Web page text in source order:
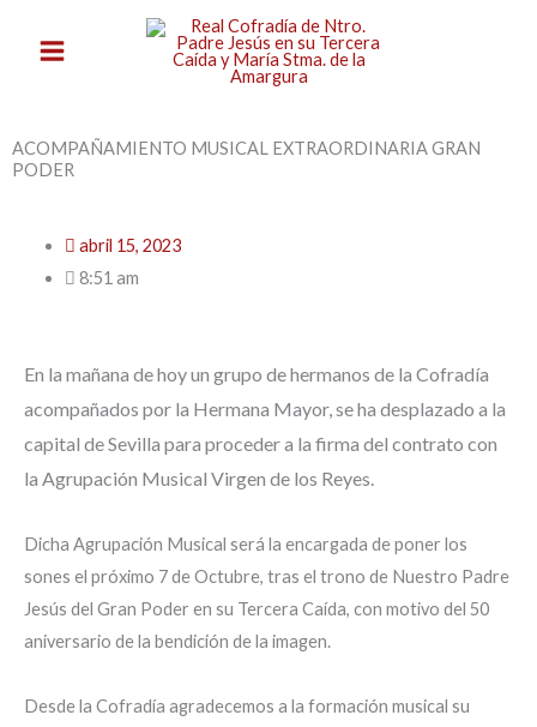
ACOMPAÑAMIENTO MUSICAL EXTRAORDINARIA GRAN
PODER
abril 15, 2023
8:51 am
En la mañana de hoy un grupo de hermanos de la Cofradía
acompañados por la Hermana Mayor, se ha desplazado a la
capital de Sevilla para proceder a la firma del contrato con
la Agrupación Musical Virgen de los Reyes.
Dicha Agrupación Musical será la encargada de poner los
sones el próximo 7 de Octubre, tras el trono de Nuestro Padre
Jesús del Gran Poder en su Tercera Caída, con motivo del 50
aniversario de la bendición de la imagen.
Desde la Cofradía agradecemos a la formación musical su